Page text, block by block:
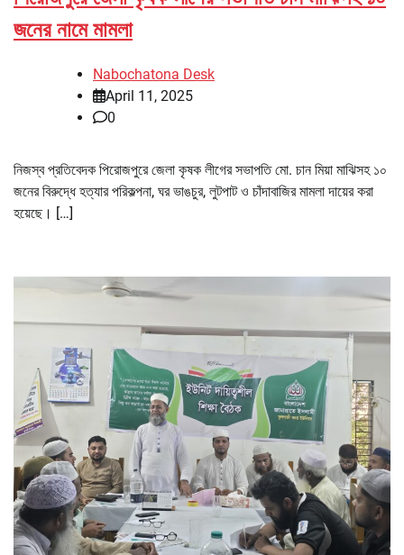
জনের নামে মামলা
Nabochatona Desk
April 11, 2025
0
নিজস্ব প্রতিবেদক পিরোজপুরে জেলা কৃষক লীগের সভাপতি মো. চান মিয়া মাঝিসহ ১০
জনের বিরুদ্ধে হত্যার পরিকল্পনা, ঘর ভাঙচুর, লুটপাট ও চাঁদাবাজির মামলা দায়ের করা
হয়েছে। […]